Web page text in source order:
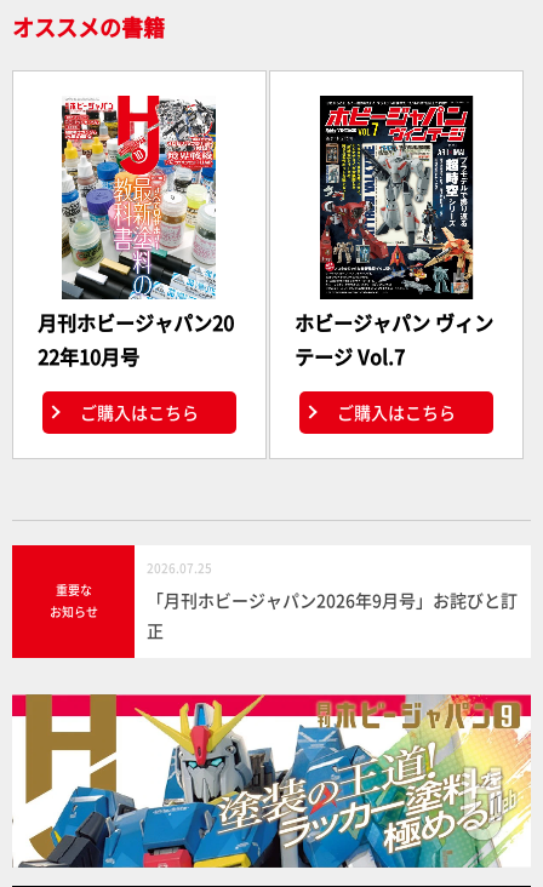
オススメの書籍
月刊ホビージャパン20
22年10月号
ご購入はこちら
ホビージャパン ヴィン
テージ Vol.7
ご購入はこちら
重要な
お知らせ
2026.07.25
「月刊ホビージャパン2026年9月号」お詫びと訂
正